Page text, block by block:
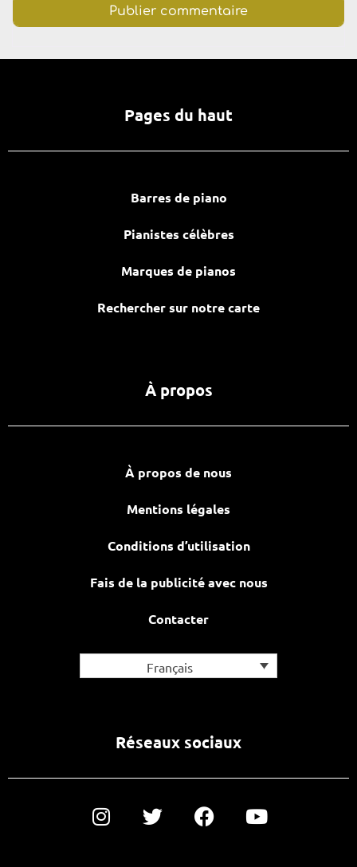
Pages du haut
Barres de piano
Pianistes célèbres
Marques de pianos
Rechercher sur notre carte
À propos
À propos de nous
Mentions légales
Conditions d’utilisation
Fais de la publicité avec nous
Contacter
Français
Réseaux sociaux